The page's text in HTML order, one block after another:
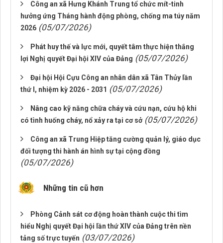
Công an xã Hưng Khánh Trung tổ chức mít-tinh
hưởng ứng Tháng hành động phòng, chống ma túy năm
2026 (05/07/2026)
Phát huy thế và lực mới, quyết tâm thực hiện thắng
lợi Nghị quyết Đại hội XIV của Đảng (05/07/2026)
Đại hội Hội Cựu Công an nhân dân xã Tân Thủy lần
thứ I, nhiệm kỳ 2026 - 2031 (05/07/2026)
Nâng cao kỹ năng chữa cháy và cứu nạn, cứu hộ khi
có tình huống cháy, nổ xảy ra tại cơ sở (05/07/2026)
Công an xã Trung Hiệp tăng cường quản lý, giáo dục
đối tượng thi hành án hình sự tại cộng đồng
(05/07/2026)
Những tin cũ hơn
Phòng Cảnh sát cơ động hoàn thành cuộc thi tìm
hiểu Nghị quyết Đại hội lần thứ XIV của Đảng trên nền
tảng số trực tuyến (03/07/2026)